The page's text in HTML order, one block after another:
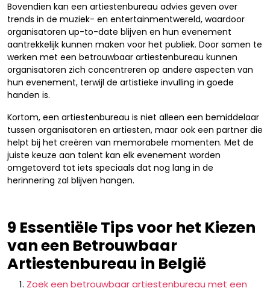
Bovendien kan een artiestenbureau advies geven over
trends in de muziek- en entertainmentwereld, waardoor
organisatoren up-to-date blijven en hun evenement
aantrekkelijk kunnen maken voor het publiek. Door samen te
werken met een betrouwbaar artiestenbureau kunnen
organisatoren zich concentreren op andere aspecten van
hun evenement, terwijl de artistieke invulling in goede
handen is.
Kortom, een artiestenbureau is niet alleen een bemiddelaar
tussen organisatoren en artiesten, maar ook een partner die
helpt bij het creëren van memorabele momenten. Met de
juiste keuze aan talent kan elk evenement worden
omgetoverd tot iets speciaals dat nog lang in de
herinnering zal blijven hangen.
9 Essentiële Tips voor het Kiezen
van een Betrouwbaar
Artiestenbureau in België
Zoek een betrouwbaar artiestenbureau met een